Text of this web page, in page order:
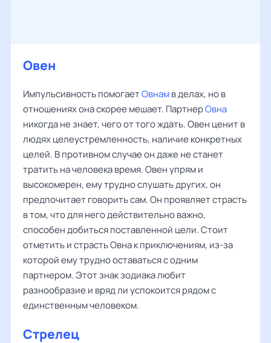
Овен
Импульсивность помогаетОвнамв делах, но в
отношениях она скорее мешает. ПартнерОвна
никогда не знает, чего от того ждать. Овен ценит в
людях целеустремленность, наличие конкретных
целей. В противном случае он даже не станет
тратить на человека время. Овен упрям и
высокомерен, ему трудно слушать других, он
предпочитает говорить сам. Он проявляет страсть
в том, что для него действительно важно,
способен добиться поставленной цели. Стоит
отметить и страсть Овна к приключениям, из-за
которой ему трудно оставаться с одним
партнером. Этот знак зодиака любит
разнообразие и вряд ли успокоится рядом с
единственным человеком.
Стрелец